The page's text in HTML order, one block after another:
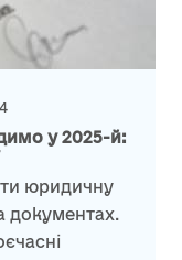
у 2025-й:
юридичну
документах.